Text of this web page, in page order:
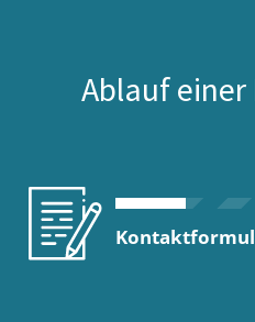
Ablauf einer